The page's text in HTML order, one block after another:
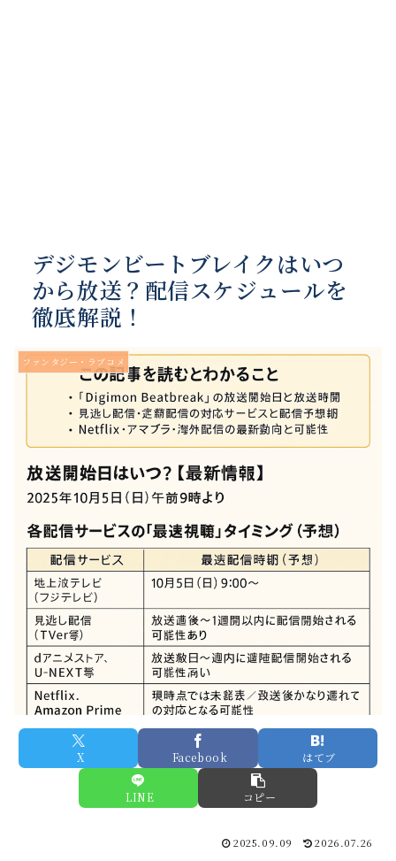
デジモンビートブレイクはいつ
から放送？配信スケジュールを
徹底解説！
ファンタジー・ラブコメ
X Facebook はてブ
LINE コピー
2025.09.09 2026.07.26